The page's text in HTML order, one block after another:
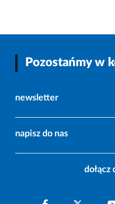
Pozostańmy w
newsletter
napisz do nas
dołącz